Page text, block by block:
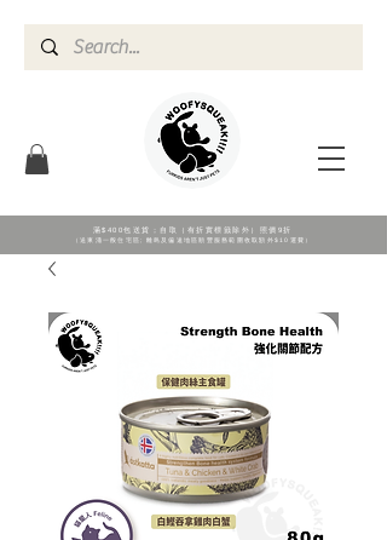
滿$400包送貨；自取（有折實標籖除外）照價9折
（送東涌一般住宅區; 離島及偏遠地區順豐服務範圍收取額外$10運費）